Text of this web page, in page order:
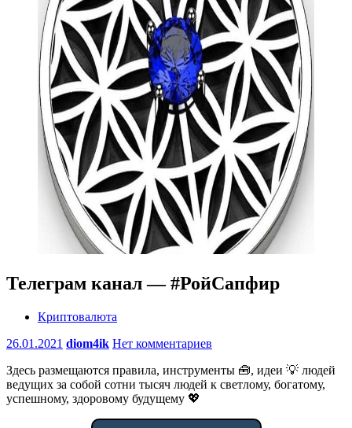
Телеграм канал — #РойСапфир
Криптовалюта
26.01.2021 diom4ik Нет комментариев
Здесь размещаются правила, инструменты 🧰, идеи 💡 людей
ведущих за собой сотни тысяч людей к светлому, богатому,
успешному, здоровому будущему 💖